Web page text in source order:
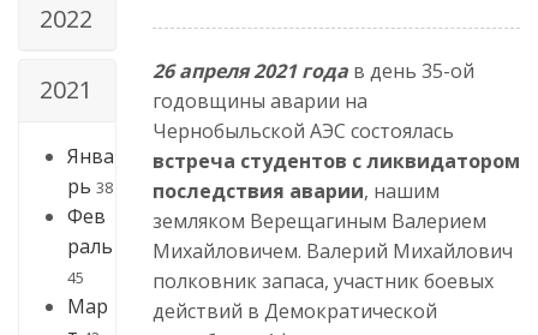
2022
2021
Янва
рь 38
Фев
раль
45
Мар
26 апреля 2021 года в день 35-ой
годовщины аварии на
Чернобыльской АЭС состоялась
встреча студентов с ликвидатором
последствия аварии, нашим
земляком Верещагиным Валерием
Михайловичем. Валерий Михайлович
полковник запаса, участник боевых
действий в Демократической